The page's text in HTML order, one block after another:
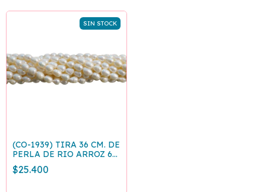
SIN STOCK
(CO-1939) TIRA 36 CM. DE
PERLA DE RIO ARROZ 6-
7mm
$25.400